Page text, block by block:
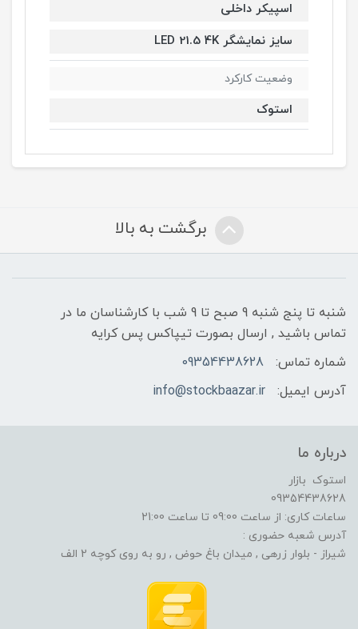
اسپیکر داخلی
سایز نمایشگر LED 21.5 4K
وضعیت کارکرد
استوک
برگشت به بالا
شنبه تا پنج شنبه 9 صبح تا 9 شب با کارشناسان ما در
تماس باشید , ارسال بصورت تیپاکس پس کرایه
شماره تماس:
09354438628
آدرس ایمیل:
info@stockbaazar.ir
درباره ما
استوک بازار
09354438628
ساعات کاری: از ساعت 09:00 تا ساعت 21:00
آدرس شعبه حضوری :
شیراز - بلوار زرهی , میدان باغ حوض , رو به روی کوچه 2 الف